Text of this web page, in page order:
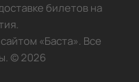
билетов на
«Баста». Все
©2026